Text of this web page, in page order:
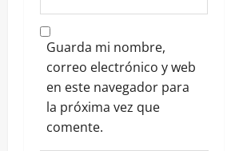
Guarda mi nombre,
correo electrónico y web
en este navegador para
la próxima vez que
comente.